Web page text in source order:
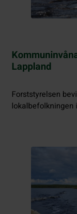
Lappland
Forststyrelsen
lokalbefolkningen